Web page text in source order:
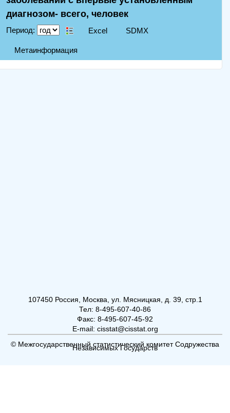
107450 Россия, Москва, ул. Мясницкая, д. 39, стр.1
Тел: 8-495-607-40-86
Факс: 8-495-607-45-92
E-mail: cisstat@cisstat.org
© Межгосударственный статистический комитет Содружества
Независимых Государств